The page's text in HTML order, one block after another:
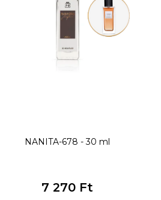
NANITA-678 - 30 ml
7 270 Ft